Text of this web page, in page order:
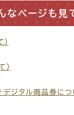
なページも見
）
デジタル商品券につ